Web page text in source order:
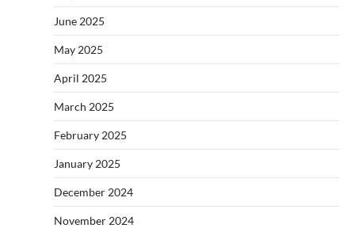
June 2025
May 2025
April 2025
March 2025
February 2025
January 2025
December 2024
November 2024